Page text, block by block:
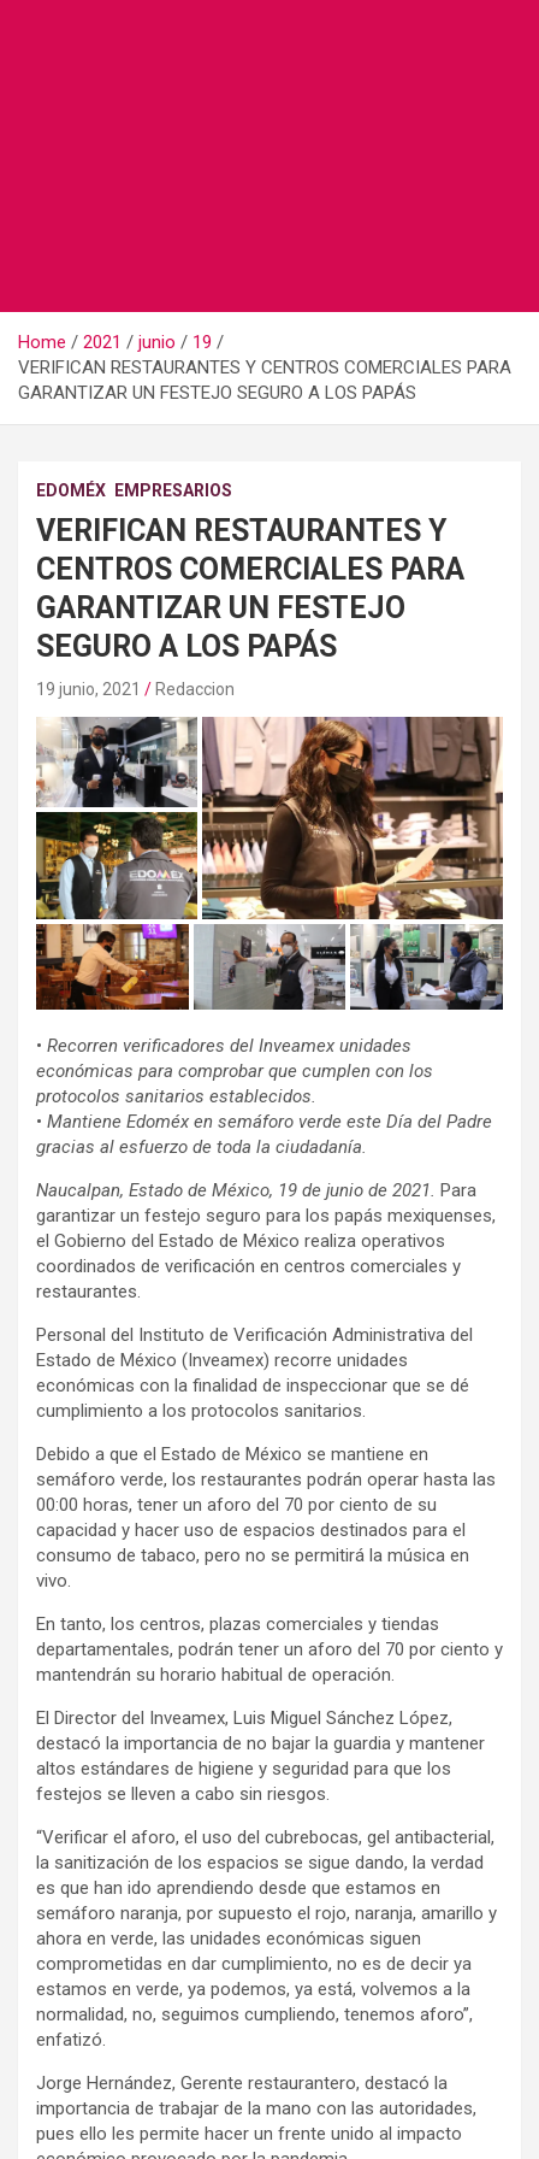
Home 2021 junio
19
VERIFICAN RESTAURANTES Y CENTROS COMERCIALES PARA
GARANTIZAR UN FESTEJO SEGURO A LOS PAPÁS
EDOMÉX EMPRESARIOS
VERIFICAN RESTAURANTES Y
CENTROS COMERCIALES PARA
GARANTIZAR UN FESTEJO
SEGURO A LOS PAPÁS
19 junio, 2021 Redaccion
• Recorren verificadores del Inveamex unidades
económicas para comprobar que cumplen con los
protocolos sanitarios establecidos.
• Mantiene Edoméx en semáforo verde este Día del Padre
gracias al esfuerzo de toda la ciudadanía.
Naucalpan, Estado de México, 19 de junio de 2021. Para
garantizar un festejo seguro para los papás mexiquenses,
el Gobierno del Estado de México realiza operativos
coordinados de verificación en centros comerciales y
restaurantes.
Personal del Instituto de Verificación Administrativa del
Estado de México (Inveamex) recorre unidades
económicas con la finalidad de inspeccionar que se dé
cumplimiento a los protocolos sanitarios.
Debido a que el Estado de México se mantiene en
semáforo verde, los restaurantes podrán operar hasta las
00:00 horas, tener un aforo del 70 por ciento de su
capacidad y hacer uso de espacios destinados para el
consumo de tabaco, pero no se permitirá la música en
vivo.
En tanto, los centros, plazas comerciales y tiendas
departamentales, podrán tener un aforo del 70 por ciento y
mantendrán su horario habitual de operación.
El Director del Inveamex, Luis Miguel Sánchez López,
destacó la importancia de no bajar la guardia y mantener
altos estándares de higiene y seguridad para que los
festejos se lleven a cabo sin riesgos.
“Verificar el aforo, el uso del cubrebocas, gel antibacterial,
la sanitización de los espacios se sigue dando, la verdad
es que han ido aprendiendo desde que estamos en
semáforo naranja, por supuesto el rojo, naranja, amarillo y
ahora en verde, las unidades económicas siguen
comprometidas en dar cumplimiento, no es de decir ya
estamos en verde, ya podemos, ya está, volvemos a la
normalidad, no, seguimos cumpliendo, tenemos aforo”,
enfatizó.
Jorge Hernández, Gerente restaurantero, destacó la
importancia de trabajar de la mano con las autoridades,
pues ello les permite hacer un frente unido al impacto